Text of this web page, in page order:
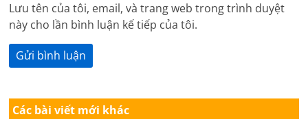
Lưu tên của tôi, email, và trang web trong trình duyệt
này cho lần bình luận kế tiếp của tôi.
Các bài viết mới khác